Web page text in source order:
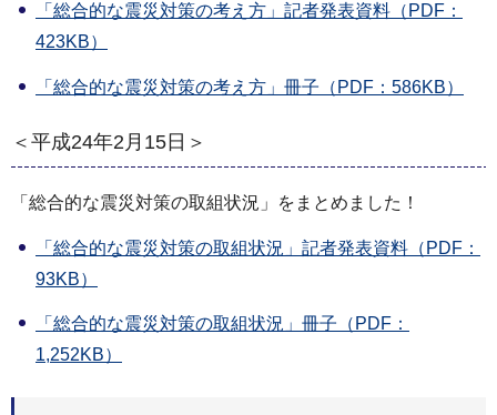
「総合的な震災対策の考え方」記者発表資料（PDF：
423KB）
「総合的な震災対策の考え方」冊子（PDF：586KB）
＜平成24年2月15日＞
「総合的な震災対策の取組状況」をまとめました！
「総合的な震災対策の取組状況」記者発表資料（PDF：
93KB）
「総合的な震災対策の取組状況」冊子（PDF：
1,252KB）